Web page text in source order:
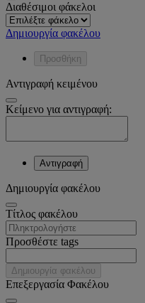
Διαθέσιμοι φάκελοι
Δημιουργία φακέλου
Προσθήκη
Αντιγραφή κειμένου
Κείμενο για αντιγραφή:
Αντιγραφή
Δημιουργία φακέλου
Tίτλος φακέλου
Προσθέστε tags
Δημιουργία φακέλου
Επεξεργασία Φακέλου